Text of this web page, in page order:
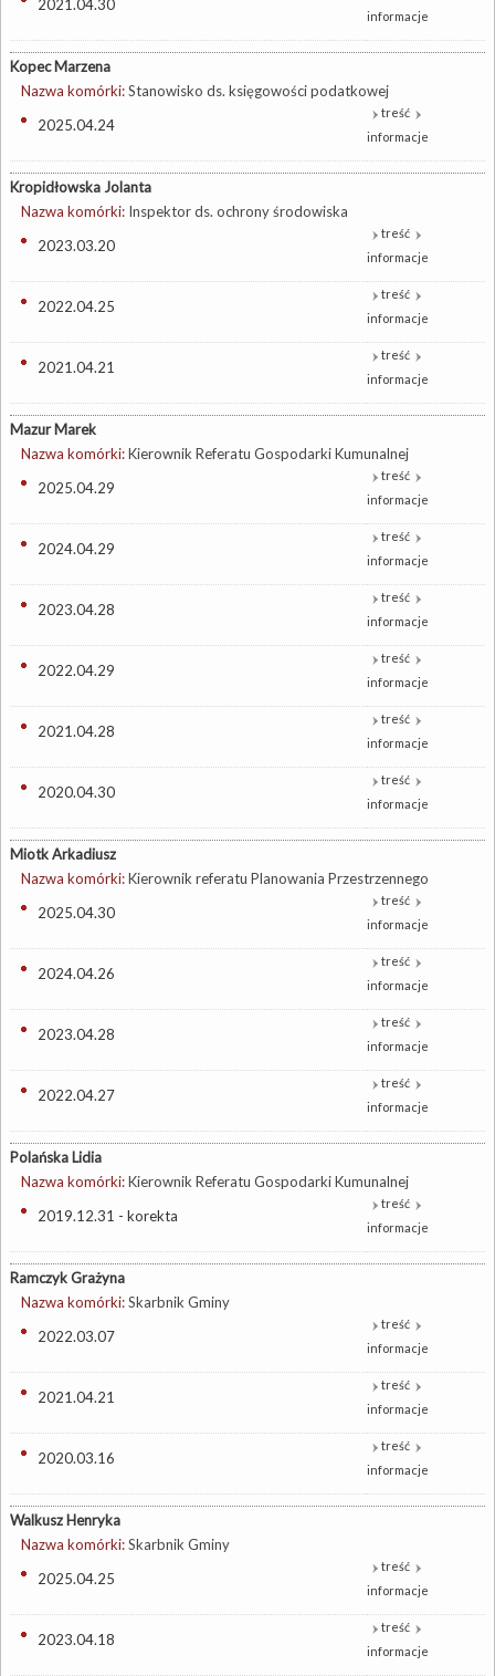
2021.04.30
informacje
Kopec Marzena
Nazwa komórki:Stanowisko ds. księgowości podatkowej
2025.04.24
treść
informacje
Kropidłowska Jolanta
Nazwa komórki: Inspektor ds. ochrony środowiska
2023.03.20
treść
informacje
2022.04.25
treść
informacje
2021.04.21
treść
informacje
Mazur Marek
Nazwa komórki:Kierownik Referatu Gospodarki Kumunalnej
2025.04.29
treść
informacje
2024.04.29
treść
informacje
2023.04.28
treść
informacje
2022.04.29
treść
informacje
2021.04.28
treść
informacje
2020.04.30
treść
informacje
Miotk Arkadiusz
Nazwa komórki:Kierownik referatu Planowania Przestrzennego
2025.04.30
treść
informacje
2024.04.26
treść
informacje
2023.04.28
treść
informacje
2022.04.27
treść
informacje
Polańska Lidia
Nazwa komórki:Kierownik Referatu Gospodarki Kumunalnej
2019.12.31 - korekta
treść
informacje
Ramczyk Grażyna
Nazwa komórki:Skarbnik Gminy
2022.03.07
treść
informacje
2021.04.21
treść
informacje
2020.03.16
treść
informacje
Walkusz Henryka
Nazwa komórki:Skarbnik Gminy
2025.04.25
treść
informacje
2023.04.18
treść
informacje